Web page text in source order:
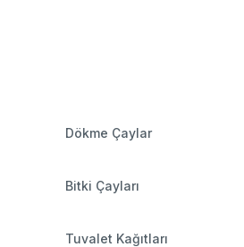
Dökme Çaylar
Bitki Çayları
Tuvalet Kağıtları